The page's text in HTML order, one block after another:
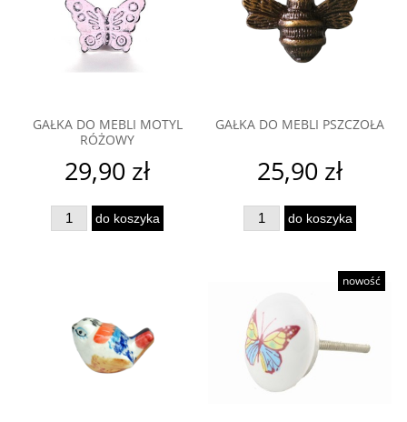
GAŁKA DO MEBLI MOTYL
RÓŻOWY
29,90 zł
do koszyka
GAŁKA DO MEBLI PSZCZOŁA
25,90 zł
do koszyka
nowość